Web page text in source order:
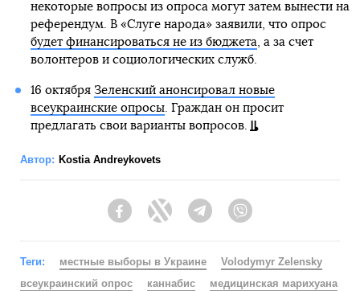
некоторые вопросы из опроса могут затем вынести на
референдум. В «Слуге народа» заявили, что опрос
будет финансироваться не из бюджета, а за счет
волонтеров и социологических служб.
16 октября Зеленский анонсировал новые
всеукраинские опросы. Граждан он просит
предлагать свои варианты вопросов.
Автор: Kostia Andreykovets
FacebookTwitter Telegram
Теги: местные выборы в Украине
Volodymyr Zelensky
всеукраинский опрос
каннабис медицинская марихуана